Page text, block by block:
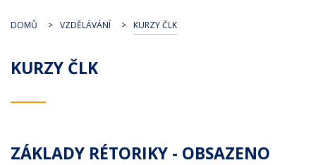
KURZY ČLK
DOMŮ VZDĚLÁVÁNÍ KURZY ČLK
ZÁKLADY RÉTORIKY - OBSAZENO